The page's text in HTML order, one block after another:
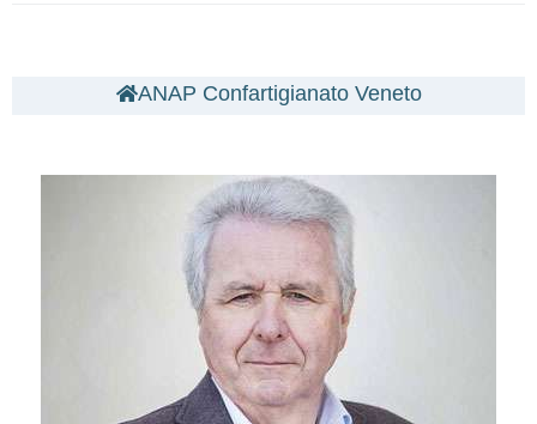
ANAP Confartigianato Veneto